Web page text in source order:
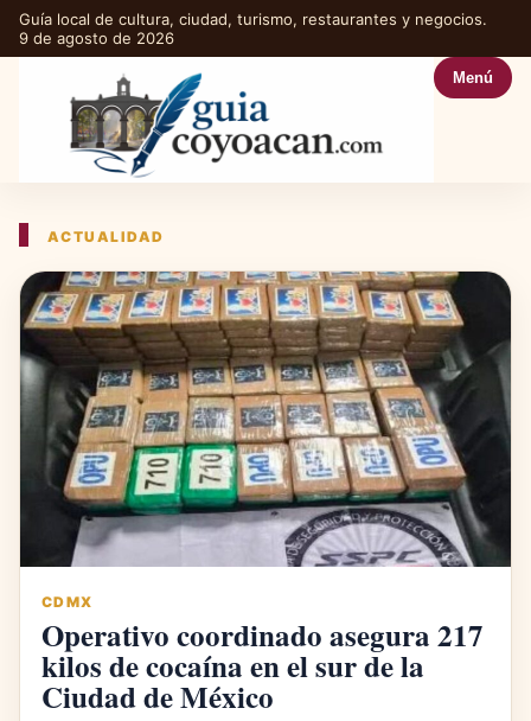
Guía local de cultura, ciudad, turismo, restaurantes y negocios.
9 de agosto de 2026
Menú
ACTUALIDAD
CDMX
Operativo coordinado asegura 217
kilos de cocaína en el sur de la
Ciudad de México